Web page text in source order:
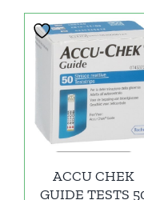
ACCU CHEK
GUIDE TESTS